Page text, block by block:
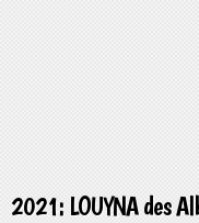
2021: LOUYNA des